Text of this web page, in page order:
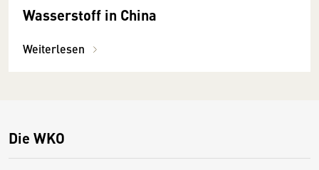
Wasserstoff in China
Weiterlesen
Die WKO